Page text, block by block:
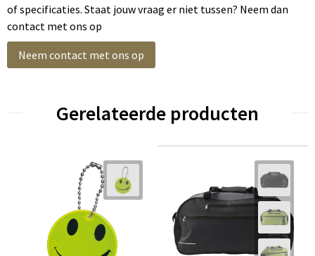
of specificaties. Staat jouw vraag er niet tussen? Neem dan
contact met ons op
Neem contact met ons op
Gerelateerde producten